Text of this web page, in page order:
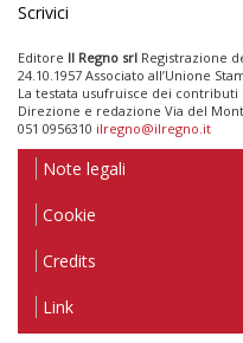
Scrivici
Editore Il Regno srl Registrazione
24.10.1957 Associato all’Unione
La testata usufruisce dei
Direzione e redazione Via del
051 0956310 ilregno@ilregno.it
Note legali
Cookie
Credits
Link